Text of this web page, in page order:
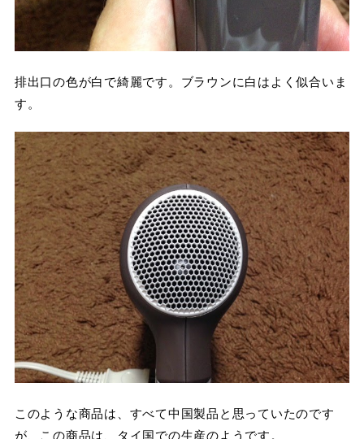
排出口の色が白で綺麗です。ブラウンに白はよく似合いま
す。
このような商品は、すべて中国製品と思っていたのです
が、この商品は、タイ国での生産のようです。